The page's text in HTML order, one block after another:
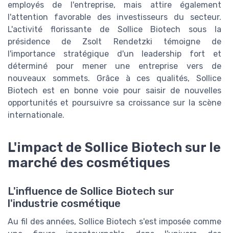
employés de l'entreprise, mais attire également
l'attention favorable des investisseurs du secteur.
L'activité florissante de Sollice Biotech sous la
présidence de Zsolt Rendetzki témoigne de
l'importance stratégique d'un leadership fort et
déterminé pour mener une entreprise vers de
nouveaux sommets. Grâce à ces qualités, Sollice
Biotech est en bonne voie pour saisir de nouvelles
opportunités et poursuivre sa croissance sur la scène
internationale.
L'impact de Sollice Biotech sur le
marché des cosmétiques
L'influence de Sollice Biotech sur
l'industrie cosmétique
Au fil des années, Sollice Biotech s'est imposée comme